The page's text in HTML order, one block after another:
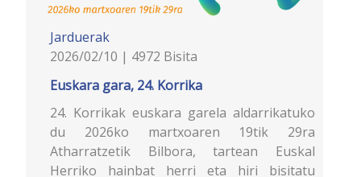
Jarduerak
2026/02/10 | 4972 Bisita
Euskara gara, 24. Korrika
24. Korrikak euskara garela aldarrikatuko
du 2026ko martxoaren 19tik 29ra
Atharratzetik Bilbora, tartean Euskal
Herriko hainbat herri eta hiri bisitatu